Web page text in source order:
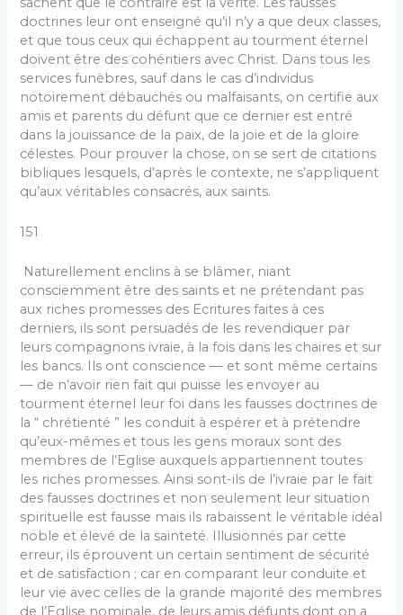
doctrines leur ont enseigné qu’il n’y a que deux classes,
et que tous ceux qui échappent au tourment éternel
doivent être des cohéritiers avec Christ. Dans tous les
services funèbres, sauf dans le cas d’individus
notoirement débauchés ou malfaisants, on certifie aux
amis et parents du défunt que ce dernier est entré
dans la jouissance de la paix, de la joie et de la gloire
célestes. Pour prouver la chose, on se sert de citations
bibliques lesquels, d’après le contexte, ne s’appliquent
qu’aux véritables consacrés, aux saints.
151
Naturellement enclins à se blâmer, niant
consciemment être des saints et ne prétendant pas
aux riches promesses des Ecritures faites à ces
derniers, ils sont persuadés de les revendiquer par
leurs compagnons ivraie, à la fois dans les chaires et sur
les bancs. Ils ont conscience — et sont même certains
— de n’avoir rien fait qui puisse les envoyer au
tourment éternel leur foi dans les fausses doctrines de
la “ chrétienté ” les conduit à espérer et à prétendre
qu’eux-mêmes et tous les gens moraux sont des
membres de l’Eglise auxquels appartiennent toutes
les riches promesses. Ainsi sont-ils de l’ivraie par le fait
des fausses doctrines et non seulement leur situation
spirituelle est fausse mais ils rabaissent le véritable idéal
noble et élevé de la sainteté. Illusionnés par cette
erreur, ils éprouvent un certain sentiment de sécurité
et de satisfaction ; car en comparant leur conduite et
leur vie avec celles de la grande majorité des membres
de l’Eglise nominale, de leurs amis défunts dont on a